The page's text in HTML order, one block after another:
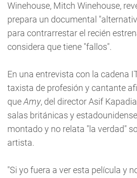
Winehouse, Mitch Winehouse,
prepara un documental
para contrarrestar el recién
considera que tiene "fallos".
En una entrevista con la cadena
taxista de profesión y cantante
queAmy, del director Asif
salas británicas y
montado y no relata "la verdad"
artista.
"Si yo fuera a ver esta película y